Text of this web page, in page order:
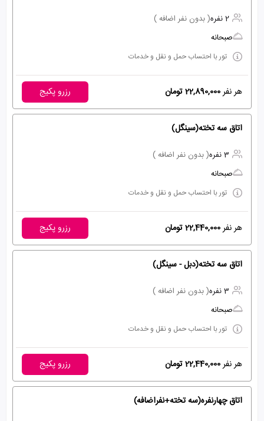
2 نفره
( بدون نفر اضافه )
صبحانه
تور با احتساب حمل و نقل و خدمات
هر نفر22,890,000 تومان رزرو پکیج
اتاق سه تخته(سینگل)
3 نفره
( بدون نفر اضافه )
صبحانه
تور با احتساب حمل و نقل و خدمات
هر نفر22,440,000 تومان رزرو پکیج
اتاق سه تخته(دبل - سینگل)
3 نفره
( بدون نفر اضافه )
صبحانه
تور با احتساب حمل و نقل و خدمات
هر نفر22,440,000 تومان رزرو پکیج
اتاق چهارنفره(سه تخته+نفراضافه)